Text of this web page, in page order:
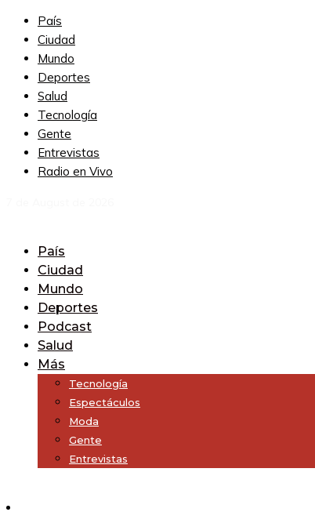
País
Ciudad
Mundo
Deportes
Salud
Tecnología
Gente
Entrevistas
Radio en Vivo
País
Ciudad
Mundo
Deportes
Podcast
Salud
Más
Tecnología
Espectáculos
Moda
Gente
Entrevistas